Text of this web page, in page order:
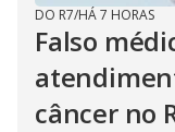
DO R7/HÁ 7 HORAS
Falso
câncer no